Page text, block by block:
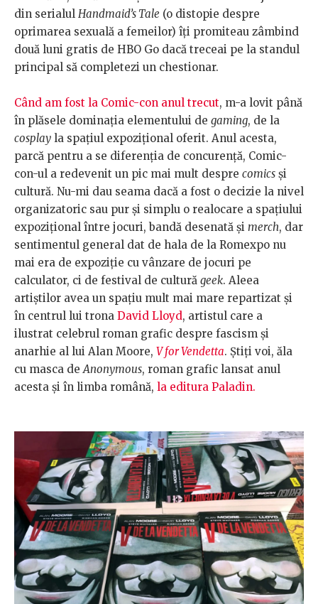
din serialul Handmaid’s Tale (o distopie despre
oprimarea sexuală a femeilor) îți promiteau zâmbind
două luni gratis de HBO Go dacă treceai pe la standul
principal să completezi un chestionar.
Când am fost la Comic-con anul trecut, m-a lovit până
în plăsele dominația elementului de gaming, de la
cosplay la spațiul expozițional oferit. Anul acesta,
parcă pentru a se diferenția de concurență, Comic-
con-ul a redevenit un pic mai mult despre comics și
cultură. Nu-mi dau seama dacă a fost o decizie la nivel
organizatoric sau pur și simplu o realocare a spațiului
expozițional între jocuri, bandă desenată și merch, dar
sentimentul general dat de hala de la Romexpo nu
mai era de expoziție cu vânzare de jocuri pe
calculator, ci de festival de cultură geek. Aleea
artiștilor avea un spațiu mult mai mare repartizat și
în centrul lui trona David Lloyd, artistul care a
ilustrat celebrul roman grafic despre fascism și
anarhie al lui Alan Moore, V for Vendetta. Știți voi, ăla
cu masca deAnonymous, roman grafic lansat anul
acesta și în limba română, la editura Paladin.